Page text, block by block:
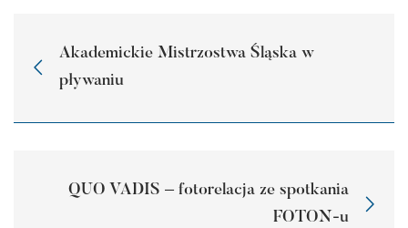
Akademickie Mistrzostwa Śląska w
pływaniu
QUO VADIS – fotorelacja ze spotkania
FOTON-u